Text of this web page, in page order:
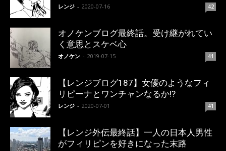
レンジ - 2020-07-16 42
オノケンブログ最終話。受け継がれてい
く意思とスケベ心
オノケン - 2019-07-15 41
【レンジブログ187】女優のようなフィ
リピーナとワンチャンなるか!?
レンジ - 2020-07-01 41
【レンジ外伝最終話】一人の日本人男性
がフィリピンを好きになった末路